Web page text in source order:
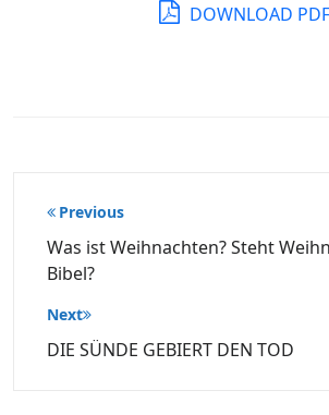
DOWNLOAD PDF
Beitragsnavigation
Previous
Was ist Weihnachten? Steht
Bibel?
Next
DIE SÜNDE GEBIERT DEN TOD